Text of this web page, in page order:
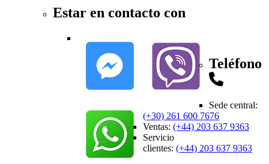
Estar en contacto con
Teléfono
Sede central:
(+30) 261 600 7676
Ventas: (+44) 203 637 9363
Servicio
clientes: (+44) 203 637 9363